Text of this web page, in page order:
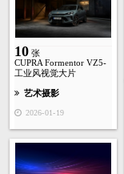
10 张
CUPRA Formentor VZ5-
工业风视觉大片
艺术摄影
2026-01-19